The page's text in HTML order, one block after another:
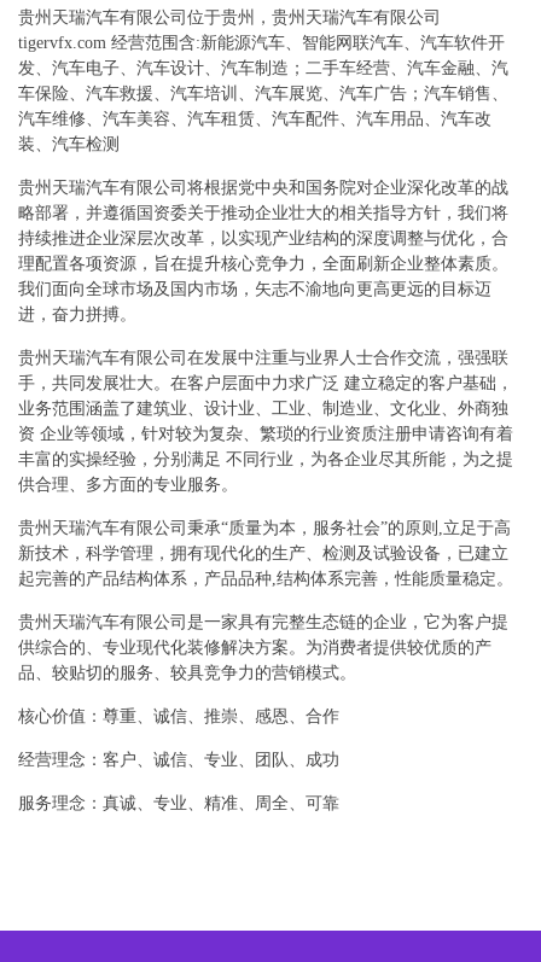
贵州天瑞汽车有限公司位于贵州，贵州天瑞汽车有限公司
tigervfx.com 经营范围含:新能源汽车、智能网联汽车、汽车软件开
发、汽车电子、汽车设计、汽车制造；二手车经营、汽车金融、汽
车保险、汽车救援、汽车培训、汽车展览、汽车广告；汽车销售、
汽车维修、汽车美容、汽车租赁、汽车配件、汽车用品、汽车改
装、汽车检测
贵州天瑞汽车有限公司将根据党中央和国务院对企业深化改革的战
略部署，并遵循国资委关于推动企业壮大的相关指导方针，我们将
持续推进企业深层次改革，以实现产业结构的深度调整与优化，合
理配置各项资源，旨在提升核心竞争力，全面刷新企业整体素质。
我们面向全球市场及国内市场，矢志不渝地向更高更远的目标迈
进，奋力拼搏。
贵州天瑞汽车有限公司在发展中注重与业界人士合作交流，强强联
手，共同发展壮大。在客户层面中力求广泛 建立稳定的客户基础，
业务范围涵盖了建筑业、设计业、工业、制造业、文化业、外商独
资 企业等领域，针对较为复杂、繁琐的行业资质注册申请咨询有着
丰富的实操经验，分别满足 不同行业，为各企业尽其所能，为之提
供合理、多方面的专业服务。
贵州天瑞汽车有限公司秉承“质量为本，服务社会”的原则,立足于高
新技术，科学管理，拥有现代化的生产、检测及试验设备，已建立
起完善的产品结构体系，产品品种,结构体系完善，性能质量稳定。
贵州天瑞汽车有限公司是一家具有完整生态链的企业，它为客户提
供综合的、专业现代化装修解决方案。为消费者提供较优质的产
品、较贴切的服务、较具竞争力的营销模式。
核心价值：尊重、诚信、推崇、感恩、合作
经营理念：客户、诚信、专业、团队、成功
服务理念：真诚、专业、精准、周全、可靠